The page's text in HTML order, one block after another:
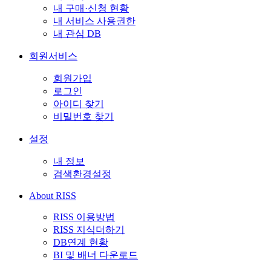
내 구매·신청 현황
내 서비스 사용권한
내 관심 DB
회원서비스
회원가입
로그인
아이디 찾기
비밀번호 찾기
설정
내 정보
검색환경설정
About RISS
RISS 이용방법
RISS 지식더하기
DB연계 현황
BI 및 배너 다운로드